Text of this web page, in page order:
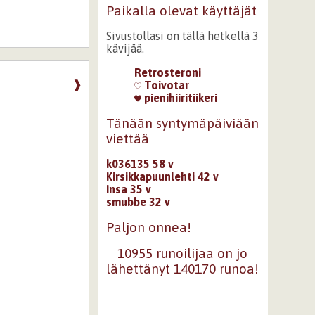
❱
Paikalla olevat käyttäjät
Sivustollasi on tällä hetkellä 3
kävijää.
Retrosteroni
Toivotar
pienihiiritiikeri
Tänään syntymäpäiviään
viettää
k036135 58 v
Kirsikkapuunlehti 42 v
Insa 35 v
smubbe 32 v
Paljon onnea!
10955 runoilijaa on jo
lähettänyt 140170 runoa!